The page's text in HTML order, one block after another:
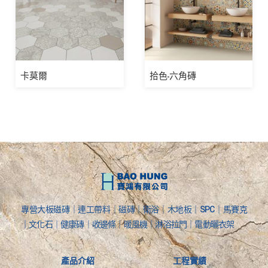
卡莫爾 拾色-六角磚
專營大板磁磚｜連工帶料｜磁磚｜衛浴｜木地板｜SPC｜馬賽克
｜文化石｜健康磚｜收邊條｜暖風機｜淋浴拉門｜電動曬衣架
產品介紹 工程實績